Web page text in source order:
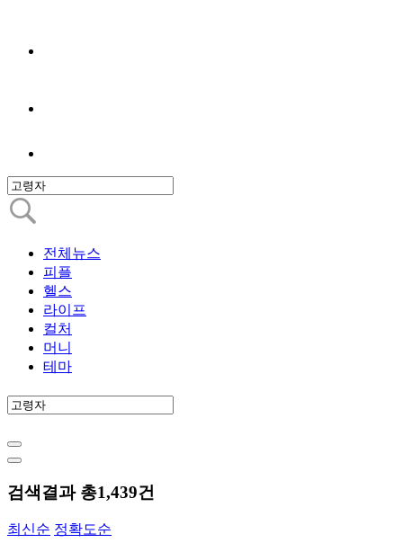
전체뉴스
피플
헬스
라이프
컬처
머니
테마
검색결과 총1,439건
최신순 정확도순